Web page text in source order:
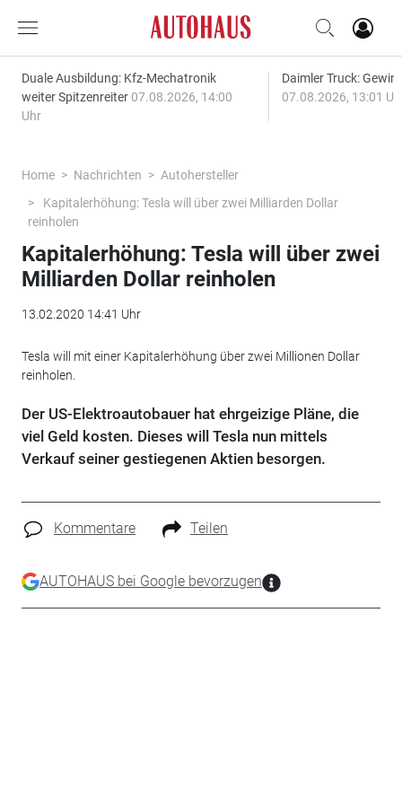
Duale Ausbildung: Kfz-Mechatronik
weiter Spitzenreiter 07.08.2026, 14:00
Uhr
Daimler Truck:
07.08.2026, 13:01
Home Nachrichten
Autohersteller
Kapitalerhöhung: Tesla will über zwei Milliarden Dollar
reinholen
Kapitalerhöhung: Tesla will über zwei
Milliarden Dollar reinholen
13.02.2020 14:41 Uhr
Tesla will mit einer Kapitalerhöhung über zwei Millionen Dollar
reinholen.
Der US-Elektroautobauer hat ehrgeizige Pläne, die
viel Geld kosten. Dieses will Tesla nun mittels
Verkauf seiner gestiegenen Aktien besorgen.
Kommentare Teilen
AUTOHAUS bei Google bevorzugen